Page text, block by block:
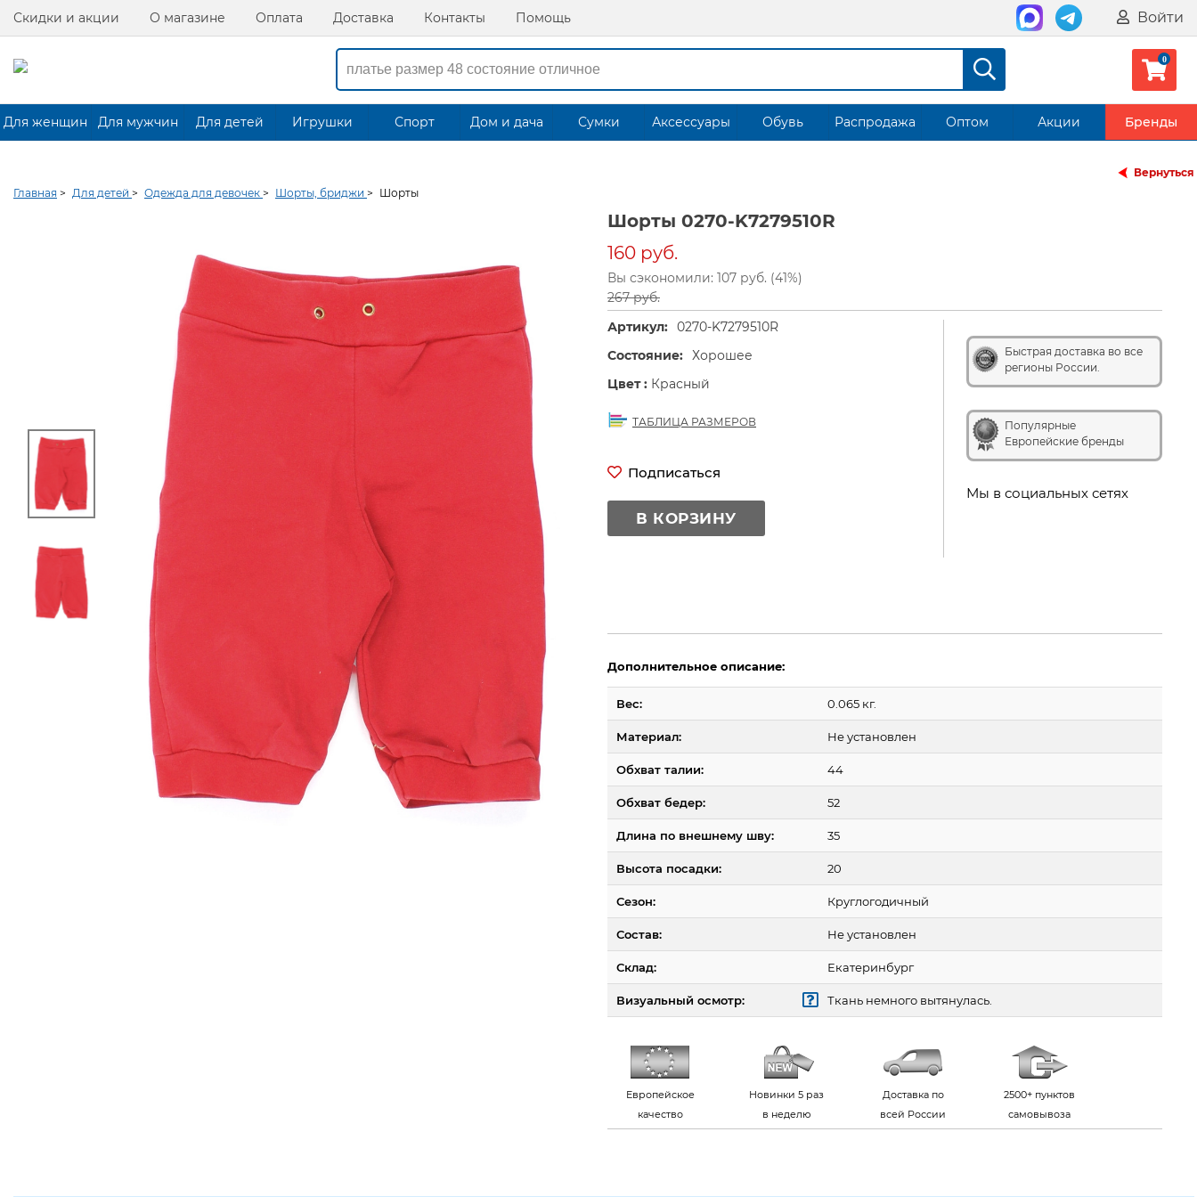
Скидки и акции О магазине Оплата Доставка Контакты Помощь Войти
Для женщин Для мужчин Для детей Игрушки Спорт Дом и дача Сумки Аксессуары Обувь Распродажа Оптом Акции Бренды
Вернуться
Главная > Для детей > Одежда для девочек > Шорты, бриджи > Шорты
Шорты 0270-K7279510R
160 руб.
Вы сэкономили: 107 руб. (41%)
267 руб.
Быстрая доставка во все
регионы России.
Популярные
Европейские бренды
Мы в социальных сетях
Артикул: 0270-K7279510R
Состояние: Хорошее
Цвет : Красный
ТАБЛИЦА РАЗМЕРОВ
Подписаться
В КОРЗИНУ
Дополнительное описание:
Вес: 0.065 кг.
Материал: Не установлен
Обхват талии: 44
Обхват бедер: 52
Длина по внешнему шву: 35
Высота посадки: 20
Сезон: Круглогодичный
Состав: Не установлен
Склад: Екатеринбург
Визуальный осмотр: Ткань немного вытянулась.
Европейское
качество
Новинки 5 раз
в неделю
Доставка по
всей России
2500+ пунктов
самовывоза